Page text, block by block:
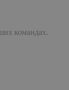
командах.